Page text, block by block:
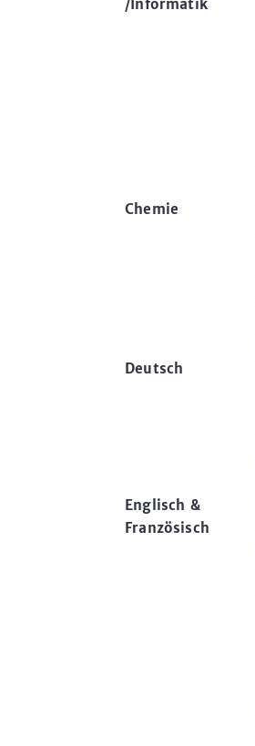
/Informatik
Chemie
Deutsch
Englisch &
Französisch